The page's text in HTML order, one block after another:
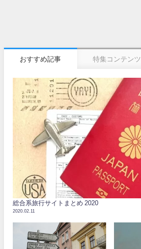
おすすめ記事 特集コンテンツ
総合系旅行サイトまとめ 2020
2020.02.11